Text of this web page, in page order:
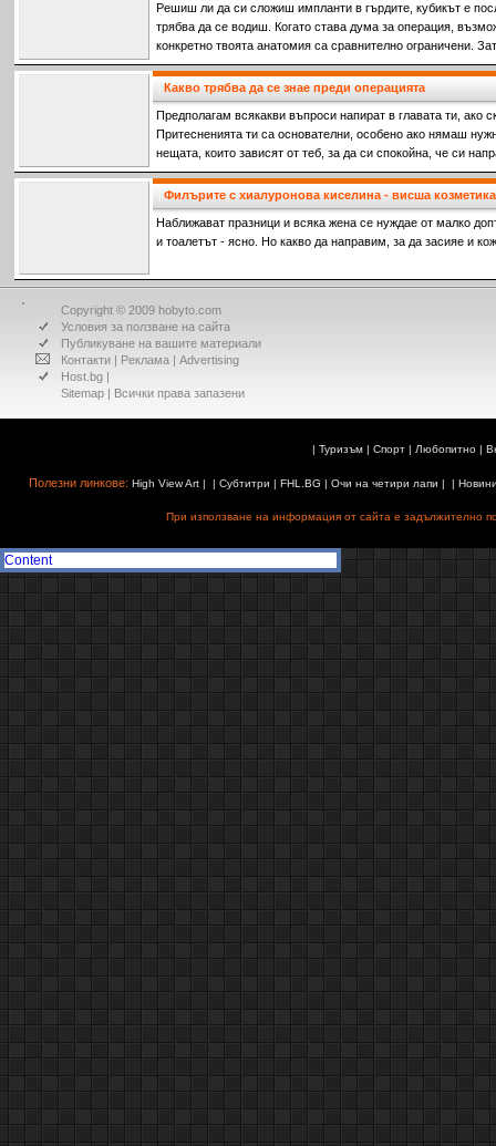
Решиш ли да си сложиш импланти в гърдите, кубикът е
трябва да се водиш. Когато става дума за операция,
конкретно твоята анатомия са сравнително ограничени.
бъди подготвен
Какво трябва да се знае преди операцията
Предполагам всякакви въпроси напират в главата ти, ако
Притесненията ти са основателни, особено ако нямаш
нещата, които зависят от теб, за да си спокойна, че си
Другото - о
Филърите с хиалуронова киселина - висша козметика
Наближават празници и всяка жена се нуждае от малко
и тоалетът - ясно. Но какво да направим, за да засияе и
Copyright © 2009 hobyto.com
Условия за ползване на сайта
Публикуване на вашите материали
Контакти | Реклама | Advertising
Host.bg |
Sitemap | Всички права запазени
| Туризъм| Спорт| Любопитно|
Полезни линкове: High View Art| | Субтитри | FHL.BG | Очи на четири лапи | |
При използване на информация от сайта е задължително
Content